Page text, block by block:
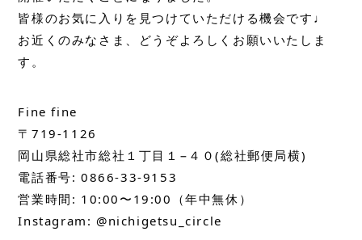
皆様のお気に入りを見つけていただける機会です♩
お近くのみなさま、どうぞよろしくお願いいたしま
す。
Fine fine
〒719-1126
岡山県総社市総社１丁目１−４０(総社郵便局横)
電話番号: 0866-33-9153
営業時間: 10:00〜19:00（年中無休）
Instagram: @nichigetsu_circle